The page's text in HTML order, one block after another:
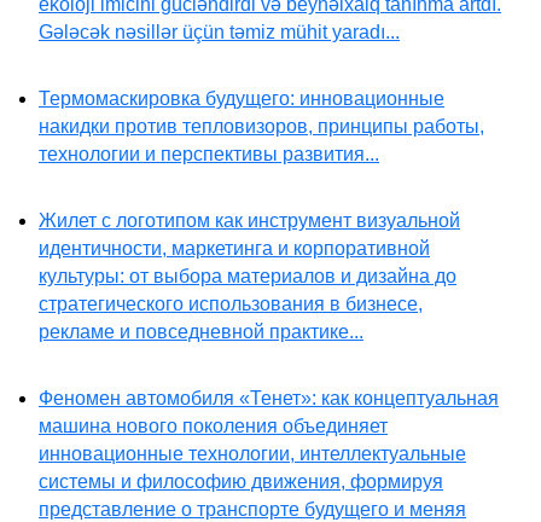
ekoloji imicini gücləndirdi və beynəlxalq tanınma artdı.
Gələcək nəsillər üçün təmiz mühit yaradı...
Термомаскировка будущего: инновационные
накидки против тепловизоров, принципы работы,
технологии и перспективы развития...
Жилет с логотипом как инструмент визуальной
идентичности, маркетинга и корпоративной
культуры: от выбора материалов и дизайна до
стратегического использования в бизнесе,
рекламе и повседневной практике...
Феномен автомобиля «Тенет»: как концептуальная
машина нового поколения объединяет
инновационные технологии, интеллектуальные
системы и философию движения, формируя
представление о транспорте будущего и меняя